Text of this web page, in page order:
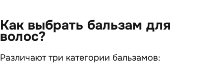
Как выбрать бальзам для
волос?
Различают три категории бальзамов: